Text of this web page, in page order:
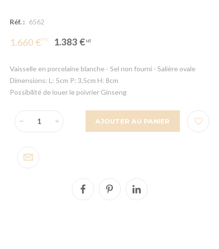
Réf. : 6562
1.660 € 1.383 €
Vaisselle en porcelaine blanche - Sel non fourni - Salière ovale
Dimensions: L: 5cm P: 3,5cm H: 8cm
Possibilité de louer le poivrier Ginseng
AJOUTER AU PANIER